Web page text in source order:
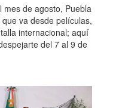
mes de agosto, Puebla
va desde películas,
internacional; aquí
del 7 al 9 de